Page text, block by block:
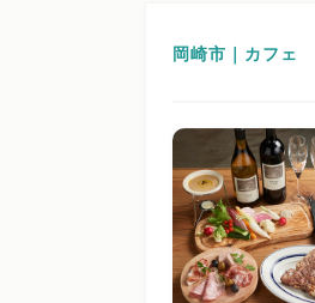
岡崎市｜カフェ